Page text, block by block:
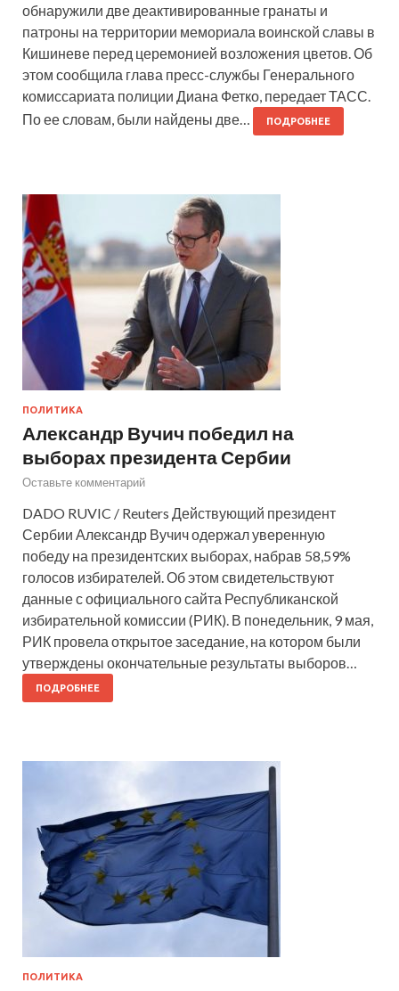
обнаружили две деактивированные гранаты и
патроны на территории мемориала воинской славы в
Кишиневе перед церемонией возложения цветов. Об
этом сообщила глава пресс-службы Генерального
комиссариата полиции Диана Фетко, передает ТАСС.
По ее словам, были найдены две…
ПОДРОБНЕЕ
ПОЛИТИКА
Александр Вучич победил на
выборах президента Сербии
Оставьте комментарий
DADO RUVIC / Reuters Действующий президент
Сербии Александр Вучич одержал уверенную
победу на президентских выборах, набрав 58,59%
голосов избирателей. Об этом свидетельствуют
данные с официального сайта Республиканской
избирательной комиссии (РИК). В понедельник, 9 мая,
РИК провела открытое заседание, на котором были
утверждены окончательные результаты выборов…
ПОДРОБНЕЕ
ПОЛИТИКА